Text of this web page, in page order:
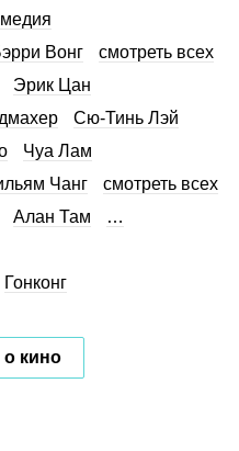
Вонг
смотреть всех
Эрик Цан
Сю-Тинь Лэй
Чуа Лам
Чанг
смотреть всех
Алан Там
…
Гонконг
кино